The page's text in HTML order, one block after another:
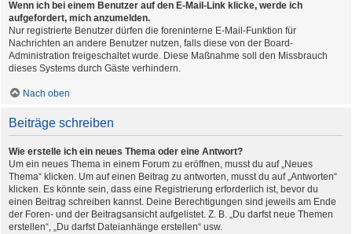
Wenn ich bei einem Benutzer auf den E-Mail-Link klicke, werde ich
aufgefordert, mich anzumelden.
Nur registrierte Benutzer dürfen die foreninterne E-Mail-Funktion für
Nachrichten an andere Benutzer nutzen, falls diese von der Board-
Administration freigeschaltet wurde. Diese Maßnahme soll den Missbrauch
dieses Systems durch Gäste verhindern.
Nach oben
Beiträge schreiben
Wie erstelle ich ein neues Thema oder eine Antwort?
Um ein neues Thema in einem Forum zu eröffnen, musst du auf „Neues
Thema“ klicken. Um auf einen Beitrag zu antworten, musst du auf „Antworten“
klicken. Es könnte sein, dass eine Registrierung erforderlich ist, bevor du
einen Beitrag schreiben kannst. Deine Berechtigungen sind jeweils am Ende
der Foren- und der Beitragsansicht aufgelistet. Z. B. „Du darfst neue Themen
erstellen“, „Du darfst Dateianhänge erstellen“ usw.